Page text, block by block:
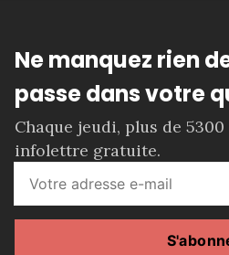
Ne manquez rien
passe dans votre
Chaque jeudi, plus de
infolettre gratuite.